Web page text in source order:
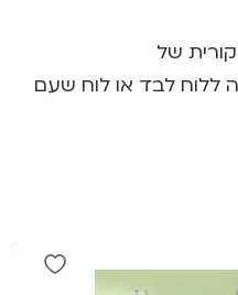
של
ללוח לבד או לוח שעם